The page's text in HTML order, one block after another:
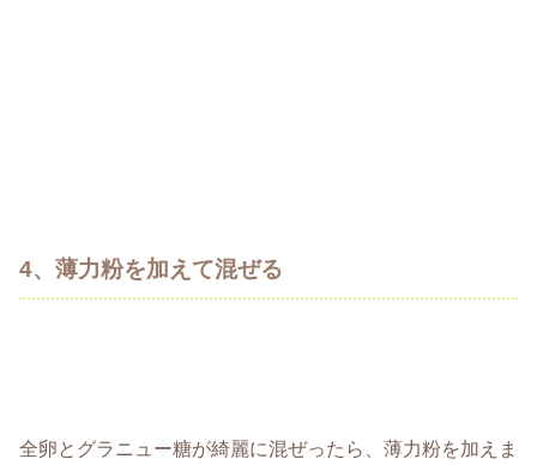
4、薄力粉を加えて混ぜる
全卵とグラニュー糖が綺麗に混ぜったら、薄力粉を加えま